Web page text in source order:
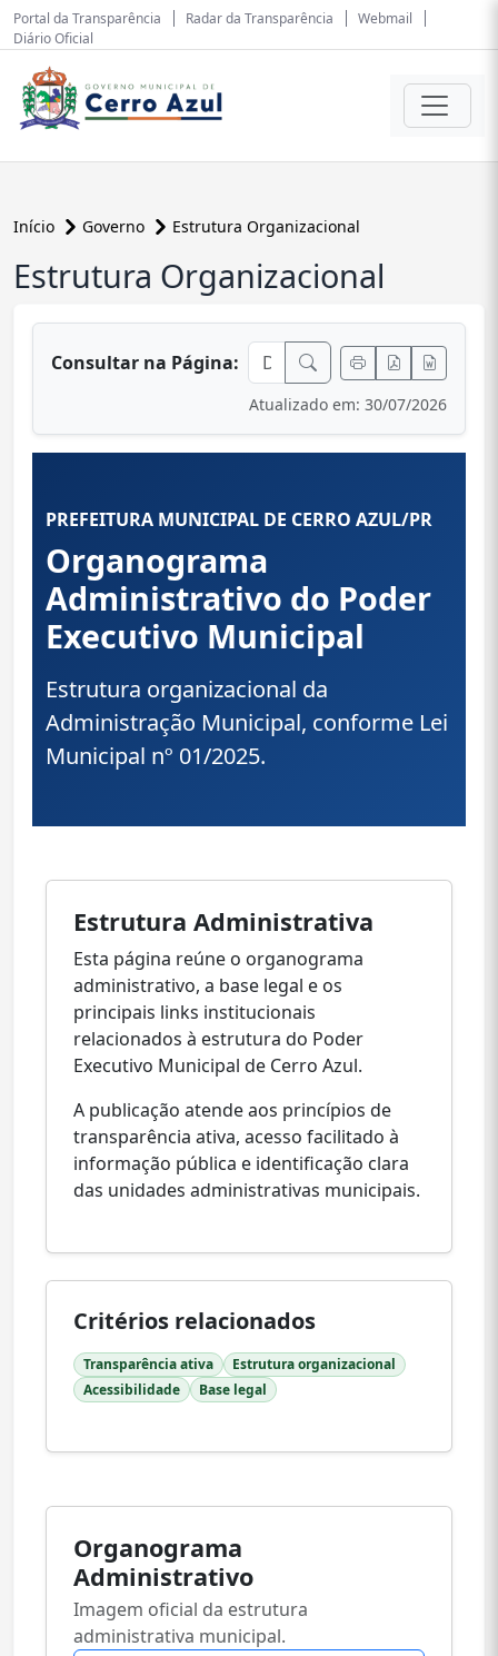
Portal da Transparência Radar da Transparência
Webmail
Diário Oficial
Início Governo Estrutura Organizacional
conteúdo principal
Estrutura Organizacional
Consultar na Página:
Atualizado em: 30/07/2026
Ir para o conteúdo principal
PREFEITURA MUNICIPAL DE CERRO AZUL/PR
Organograma
Administrativo do Poder
Executivo Municipal
Estrutura organizacional da
Administração Municipal, conforme Lei
Municipal nº 01/2025.
Estrutura Administrativa
Esta página reúne o organograma
administrativo, a base legal e os
principais links institucionais
relacionados à estrutura do Poder
Executivo Municipal de Cerro Azul.
A publicação atende aos princípios de
transparência ativa, acesso facilitado à
informação pública e identificação clara
das unidades administrativas municipais.
Critérios relacionados
Transparência ativa
Estrutura organizacional
Acessibilidade
Base legal
Organograma
Administrativo
Imagem oficial da estrutura
administrativa municipal.